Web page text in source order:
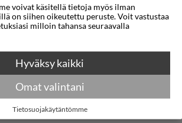
puhelin,
ilmastointi ja parveke/terassi.
ovat sallittuja vain
huoneissa. Lemmikkien
mukanaan eläinlääkärin
jne. Jos vaadittuja
voivat käsitellä tietoja myös ilman
on siihen oikeutettu peruste. Voit vastustaa
milloin tahansa seuraavalla
Hyväksy kaikki
Omat valintani
Tietosuojakäytäntömme